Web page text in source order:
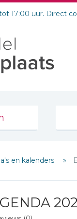
17:00 uur. Direct
2026
en kalenders